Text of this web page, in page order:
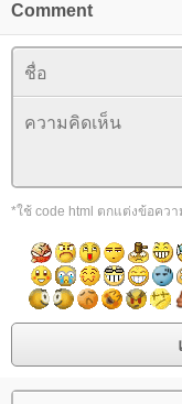
Comment
*ใช้ code html ตกแต่งข้อคว